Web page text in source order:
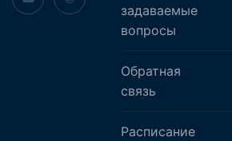
задаваемые
вопросы
Обратная
связь
Расписание